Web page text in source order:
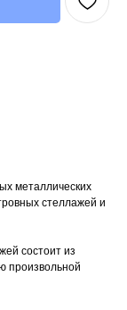
металлических
стеллажей и
состоит из
произвольной